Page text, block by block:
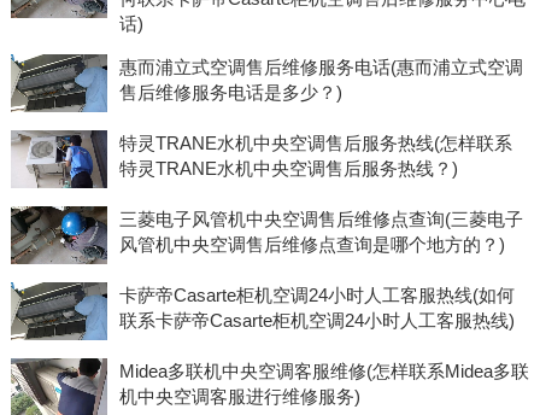
话)
惠而浦立式空调售后维修服务电话(惠而浦立式空调
售后维修服务电话是多少？)
特灵TRANE水机中央空调售后服务热线(怎样联系
特灵TRANE水机中央空调售后服务热线？)
三菱电子风管机中央空调售后维修点查询(三菱电子
风管机中央空调售后维修点查询是哪个地方的？)
卡萨帝Casarte柜机空调24小时人工客服热线(如何
联系卡萨帝Casarte柜机空调24小时人工客服热线)
Midea多联机中央空调客服维修(怎样联系Midea多联
机中央空调客服进行维修服务)